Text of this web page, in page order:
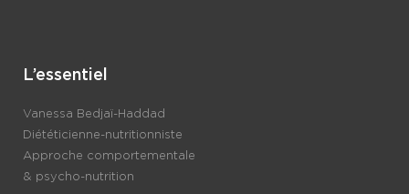
L’essentiel
Vanessa Bedjaï-Haddad
Diététicienne-nutritionniste
Approche comportementale
& psycho-nutrition